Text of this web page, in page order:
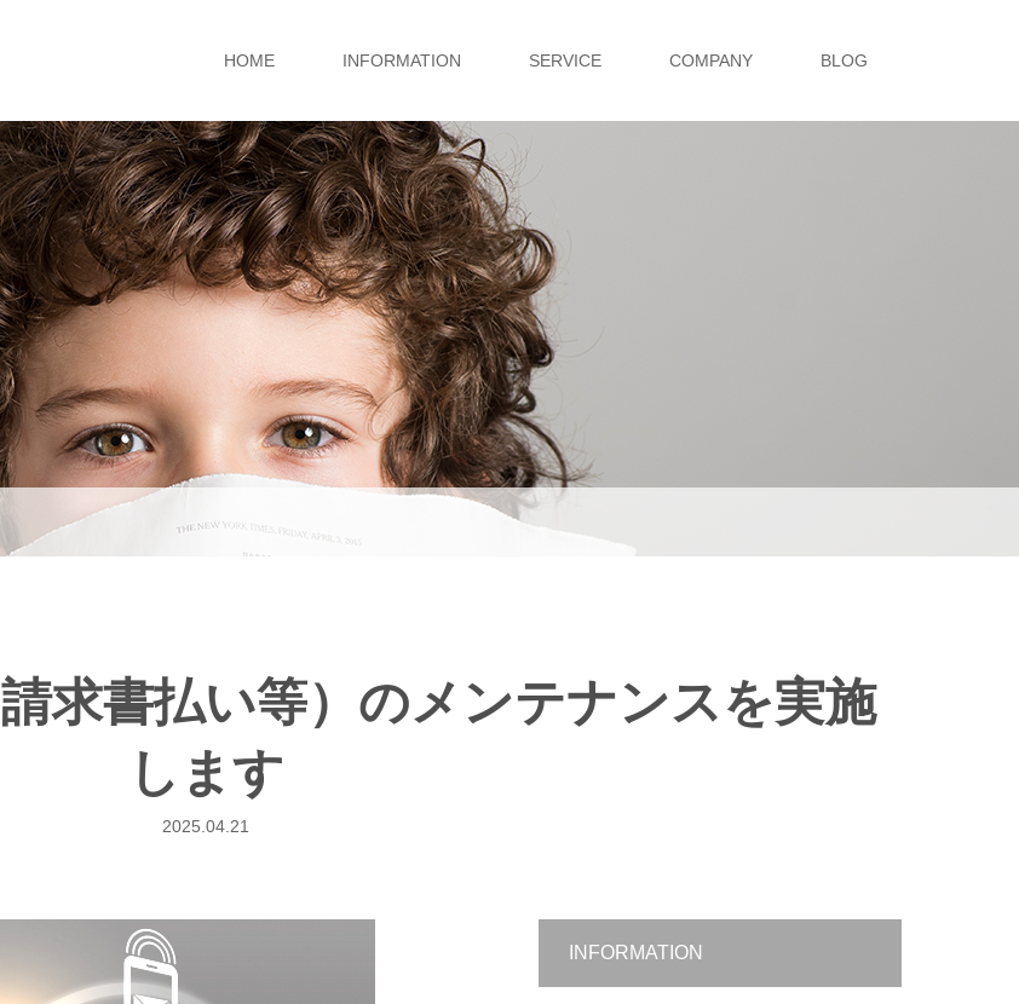
HOME INFORMATION SERVICE COMPANY BLOG
求書払い等）のメンテナンスを実施
します
2025.04.21
INFORMATION